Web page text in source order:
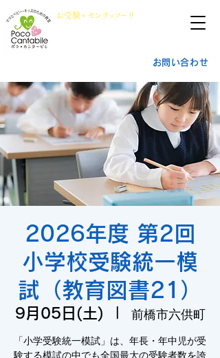
​お受験× モンテッソーリ
お問い合わせ
2026年度 第2回
小学校受験統一模
試（教育図書21）
9月05日(土) 前橋市六供町
「小学受験統一模試」は、年長・年中児が受
験する模試の中でも全国最大の受験者数を誇